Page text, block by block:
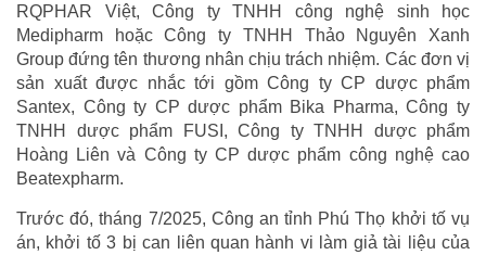
RQPHAR Việt, Công ty TNHH công nghệ sinh học
Medipharm hoặc Công ty TNHH Thảo Nguyên Xanh
Group đứng tên thương nhân chịu trách nhiệm. Các đơn vị
sản xuất được nhắc tới gồm Công ty CP dược phẩm
Santex, Công ty CP dược phẩm Bika Pharma, Công ty
TNHH dược phẩm FUSI, Công ty TNHH dược phẩm
Hoàng Liên và Công ty CP dược phẩm công nghệ cao
Beatexpharm.
Trước đó, tháng 7/2025, Công an tỉnh Phú Thọ khởi tố vụ
án, khởi tố 3 bị can liên quan hành vi làm giả tài liệu của